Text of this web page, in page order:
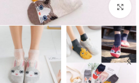
بزرگنمایی تصویر